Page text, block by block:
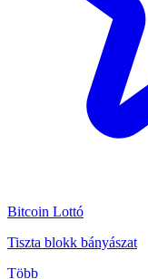
Bitcoin Lottó
Tiszta blokk bányászat
Több